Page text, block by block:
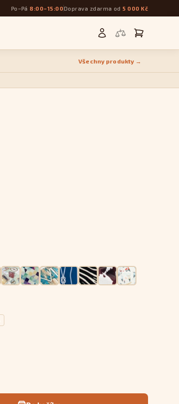
Po–Pá 8:00–15:00Doprava zdarma od 5 000 Kč
Všechny produkty →